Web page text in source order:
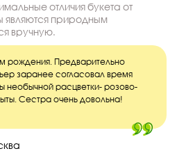
отличия букета от
являются природным
вручную.
рождения. Предварительно
заранее согласовал время
необычной расцветки- розово-
Сестра очень довольна!